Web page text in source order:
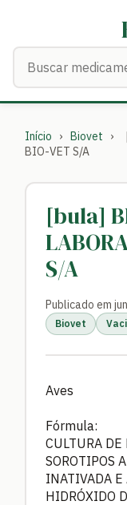
Início › Biovet ›
BIO-VET S/A
[bula]
S/A
Publicado em
Biovet
Aves
Fórmula:
CULTURA
SOROTIPOS
INATIVADA E
HIDRÓXIDO